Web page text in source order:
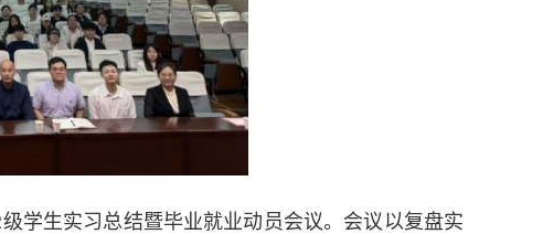
学生实习总结暨毕业就业动员会议。会议以复盘实